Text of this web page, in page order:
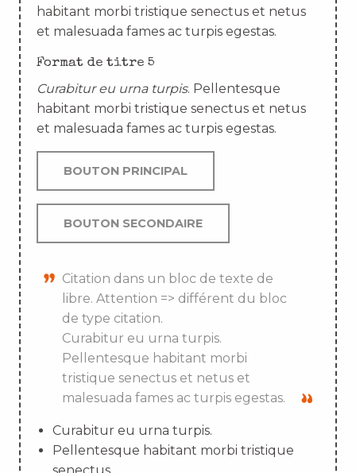
habitant morbi tristique senectus et netus
et malesuada fames ac turpis egestas.
Format de titre 5
Curabitur eu urna turpis. Pellentesque
habitant morbi tristique senectus et netus
et malesuada fames ac turpis egestas.
BOUTON PRINCIPAL
BOUTON SECONDAIRE
Citation dans un bloc de texte de
libre. Attention => différent du bloc
de type citation.
Curabitur eu urna turpis.
Pellentesque habitant morbi
tristique senectus et netus et
malesuada fames ac turpis egestas.
Curabitur eu urna turpis.
Pellentesque habitant morbi tristique